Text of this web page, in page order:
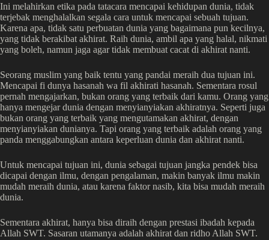
Ini melahirkan etika pada tatacara mencapai kehidupan dunia, tidak
terjebak menghalalkan segala cara untuk mencapai sebuah tujuan.
Karena apa, tidak satu perbuatan dunia yang bagaimana pun kecilnya,
yang tidak berakibat akhirat. Raih dunia, ambil apa yang halal, nikmati
yang boleh, namun jaga agar tidak membuat cacat di akhirat nanti.
Seorang muslim yang baik tentu yang pandai meraih dua tujuan ini.
Mencapai fi dunya hasanah wa fil akhirati hasanah. Sementara rosul
pernah mengajarkan, bukan orang yang terbaik dari kamu. Orang yang
hanya mengejar dunia dengan menyianyiakan akhiratnya. Seperti juga
bukan orang yang terbaik yang mengutamakan akhirat, dengan
menyianyiakan dunianya. Tapi orang yang terbaik adalah orang yang
panda menggabungkan antara keperluan dunia dan akhirat nanti.
Untuk mencapai tujuan ini, dunia sebagai tujuan jangka pendek bisa
dicapai dengan ilmu, dengan pengalaman, makin banyak ilmu makin
mudah meraih dunia, atau karena faktor nasib, kita bisa mudah meraih
dunia.
Sementara akhirat, hanya bisa diraih dengan prestasi ibadah kepada
Allah SWT. Sasaran utamanya adalah akhirat dan ridho Allah SWT.